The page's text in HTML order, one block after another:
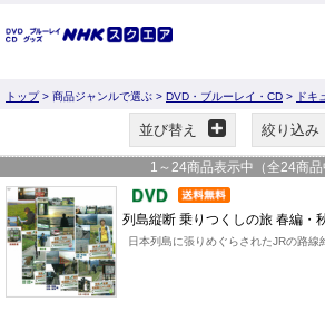
トップ> 商品ジャンルで選ぶ > DVD・ブルーレイ・CD > ドキ
並び替え 絞り込み
1 ～ 24商品表示中（全24商品
列島縦断 乗りつくしの旅 春編・
日本列島に張りめぐらされたJRの路線